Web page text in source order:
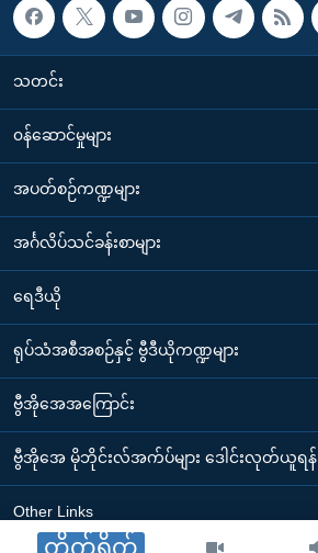
တိုက်ရိုက်
သတင်း
၀န်ဆောင်မှုများ
အပတ်စဉ်ကဏ္ဍများ
အင်္ဂလိပ်သင်ခန်းစာများ
ရေဒီယို
ရုပ်သံအစီအစဉ်နှင့် ဗွီဒီယိုကဏ္ဍများ
ဗွီအိုအေအကြောင်း
ဗွီအိုအေ မိုဘိုင်းလ်အက်ပ်များ ဒေါင်းလုတ်ယူရန်
Other Links